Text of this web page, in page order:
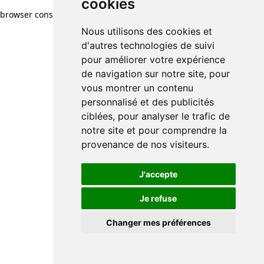
cookies
Nous utilisons des cookies et
d'autres technologies de suivi
pour améliorer votre expérience
de navigation sur notre site, pour
vous montrer un contenu
personnalisé et des publicités
ciblées, pour analyser le trafic de
notre site et pour comprendre la
provenance de nos visiteurs.
J'accepte
Je refuse
Changer mes préférences
browser console for more information)